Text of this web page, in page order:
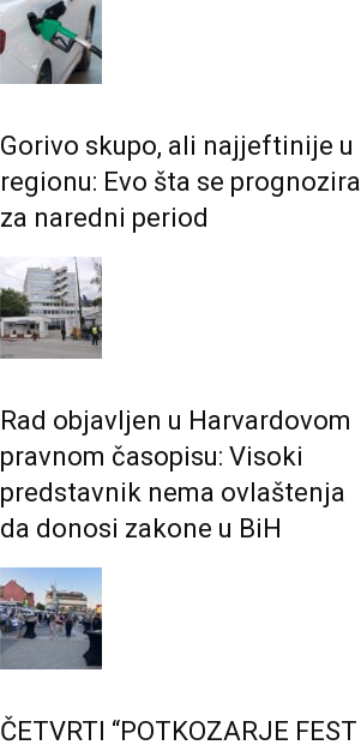
Gorivo skupo, ali najjeftinije u
regionu: Evo šta se prognozira
za naredni period
Rad objavljen u Harvardovom
pravnom časopisu: Visoki
predstavnik nema ovlaštenja
da donosi zakone u BiH
ČETVRTI “POTKOZARJE FEST